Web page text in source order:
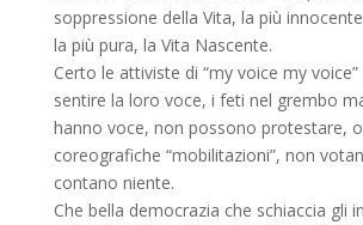
soppressione della Vita, la più
la più pura, la Vita Nascente.
Certo le attiviste di “my voice my
sentire la loro voce, i feti nel grembo
hanno voce, non possono protestare,
coreografiche “mobilitazioni”, non
contano niente.
Che bella democrazia che schiaccia gli